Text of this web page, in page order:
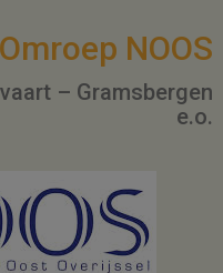
Omroep NOOS
– Gramsbergen
e.o.